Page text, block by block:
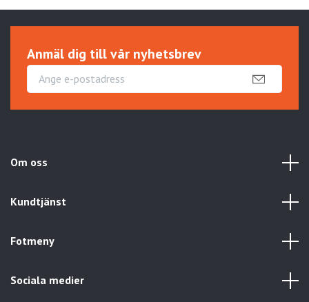
Anmäl dig till vår nyhetsbrev
Om oss
Kundtjänst
Fotmeny
Sociala medier